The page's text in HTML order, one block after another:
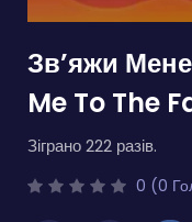
Зв’яжи
Me To The
Зіграно 222 разів.
0 (0